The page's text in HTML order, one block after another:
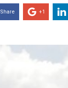
Share +1